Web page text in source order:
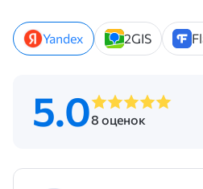
Yandex 2GIS
5.08 оценок